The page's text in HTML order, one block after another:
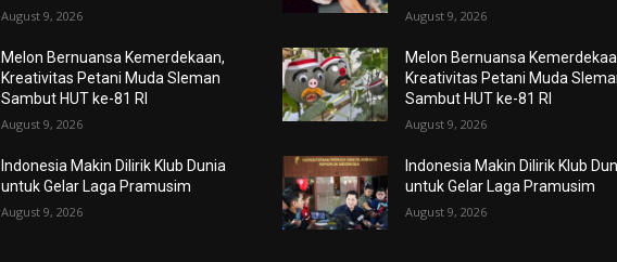
August 9, 2026
Melon Bernuansa Kemerdekaan,
Kreativitas Petani Muda Sleman
Sambut HUT ke-81 RI
August 9, 2026
Indonesia Makin Dilirik Klub Dunia
untuk Gelar Laga Pramusim
August 9, 2026
August 9, 2026
Melon Bernuansa
Kreativitas Petani Muda
Sambut HUT ke-81 RI
August 9, 2026
Indonesia Makin Dilirik Klub
untuk Gelar Laga Pramusim
August 9, 2026